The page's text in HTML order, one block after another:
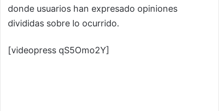
donde usuarios han expresado opiniones
divididas sobre lo ocurrido.
[videopress qS5Omo2Y]